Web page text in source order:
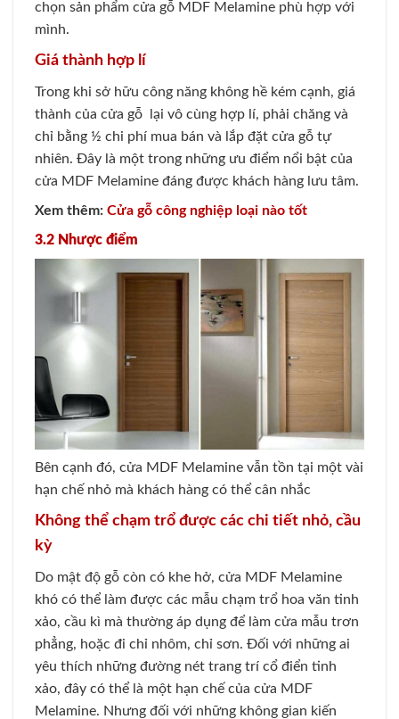
chọn sản phẩm cửa gỗ MDF Melamine phù hợp với
mình.
Giá thành hợp lí
Trong khi sở hữu công năng không hề kém cạnh, giá
thành của cửa gỗ lại vô cùng hợp lí, phải chăng và
chỉ bằng ½ chi phí mua bán và lắp đặt cửa gỗ tự
nhiên. Đây là một trong những ưu điểm nổi bật của
cửa MDF Melamine đáng được khách hàng lưu tâm.
Xem thêm: Cửa gỗ công nghiệp loại nào tốt
3.2 Nhược điểm
Bên cạnh đó, cửa MDF Melamine vẫn tồn tại một vài
hạn chế nhỏ mà khách hàng có thể cân nhắc
Không thể chạm trổ được các chi tiết nhỏ, cầu
kỳ
Do mật độ gỗ còn có khe hở, cửa MDF Melamine
khó có thể làm được các mẫu chạm trổ hoa văn tinh
xảo, cầu kì mà thường áp dụng để làm cửa mẫu trơn
phẳng, hoặc đi chỉ nhôm, chỉ sơn. Đối với những ai
yêu thích những đường nét trang trí cổ điển tinh
xảo, đây có thể là một hạn chế của cửa MDF
Melamine. Nhưng đối với những không gian kiến